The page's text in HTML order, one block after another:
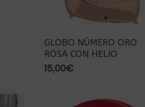
GLOBO NÚMERO ORO
ROSA CON HELIO
15,00€